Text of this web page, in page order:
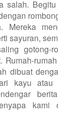
salah.
Mereka
sayuran,
gotong-
Rumah-
dibuat
kayu atau